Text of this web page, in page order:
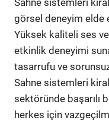
görsel deneyim elde
Yüksek kaliteli ses
etkinlik deneyimi
tasarrufu ve
Sahne sistemleri
sektöründe başarılı
herkes için